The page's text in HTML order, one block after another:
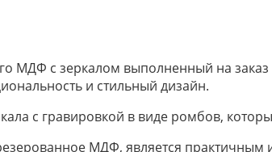
МДФ с зеркалом выполненный на
и стильный дизайн.
с гравировкой в виде ромбов,
МДФ, является